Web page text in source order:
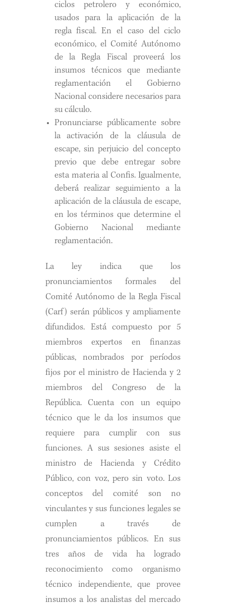
ciclos petrolero y económico,
usados para la aplicación de la
regla fiscal. En el caso del ciclo
económico, el Comité Autónomo
de la Regla Fiscal proveerá los
insumos técnicos que mediante
reglamentación el Gobierno
Nacional considere necesarios para
su cálculo.
Pronunciarse públicamente sobre
la activación de la cláusula de
escape, sin perjuicio del concepto
previo que debe entregar sobre
esta materia al Confis. Igualmente,
deberá realizar seguimiento a la
aplicación de la cláusula de escape,
en los términos que determine el
Gobierno Nacional mediante
reglamentación.
La ley indica que los
pronunciamientos formales del
Comité Autónomo de la Regla Fiscal
(Carf) serán públicos y ampliamente
difundidos. Está compuesto por 5
miembros expertos en finanzas
públicas, nombrados por períodos
fijos por el ministro de Hacienda y 2
miembros del Congreso de la
República. Cuenta con un equipo
técnico que le da los insumos que
requiere para cumplir con sus
funciones. A sus sesiones asiste el
ministro de Hacienda y Crédito
Público, con voz, pero sin voto. Los
conceptos del comité son no
vinculantes y sus funciones legales se
cumplen a través de
pronunciamientos públicos. En sus
tres años de vida ha logrado
reconocimiento como organismo
técnico independiente, que provee
insumos a los analistas del mercado